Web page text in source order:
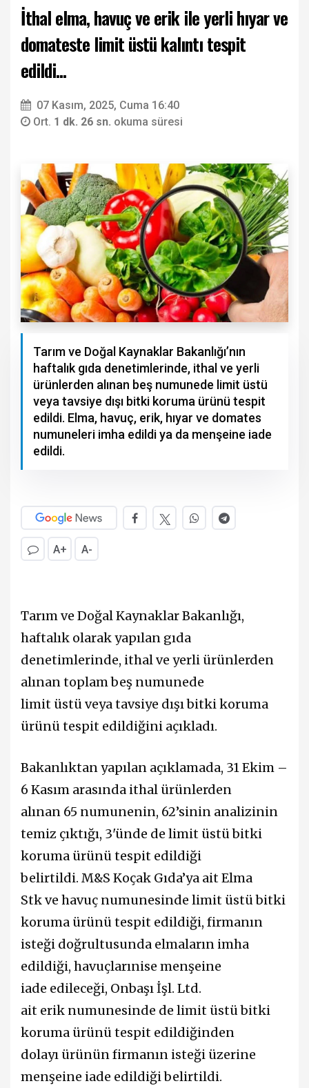
İthal elma, havuç ve erik ile yerli hıyar ve
domateste limit üstü kalıntı tespit
edildi...
07 Kasım, 2025, Cuma 16:40
Ort. 1 dk. 26 sn. okuma süresi
Tarım ve Doğal Kaynaklar Bakanlığı’nın
haftalık gıda denetimlerinde, ithal ve yerli
ürünlerden alınan beş numunede limit üstü
veya tavsiye dışı bitki koruma ürünü tespit
edildi. Elma, havuç, erik, hıyar ve domates
numuneleri imha edildi ya da menşeine iade
edildi.
A+ A-
Tarım ve Doğal Kaynaklar Bakanlığı,
haftalık olarak yapılan gıda
denetimlerinde, ithal ve yerli ürünlerden
alınan toplam beş numunede
limit üstüveya tavsiye dışıbitki koruma
ürünütespit edildiğini açıkladı.
Bakanlıktan yapılan açıklamada, 31 Ekim –
6 Kasım arasında ithal ürünlerden
alınan 65 numunenin, 62’sinin analizinin
temiz çıktığı, 3'ünde de limit üstü bitki
koruma ürünü tespit edildiği
belirtildi. M&S Koçak Gıda’ya ait Elma
Stkve havuç numunesinde limit üstü bitki
koruma ürünü tespit edildiği, firmanın
isteği doğrultusunda elmaların imha
edildiği, havuçlarınise menşeine
iade edileceği, Onbaşı İşl. Ltd.
ait erik numunesinde de limit üstü bitki
koruma ürünü tespit edildiğinden
dolayı ürünün firmanın isteği üzerine
menşeine iade edildiği belirtildi.